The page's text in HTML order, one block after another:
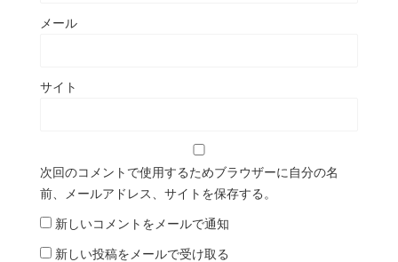
メール
サイト
次回のコメントで使用するためブラウザーに自分の名
前、メールアドレス、サイトを保存する。
新しいコメントをメールで通知
新しい投稿をメールで受け取る